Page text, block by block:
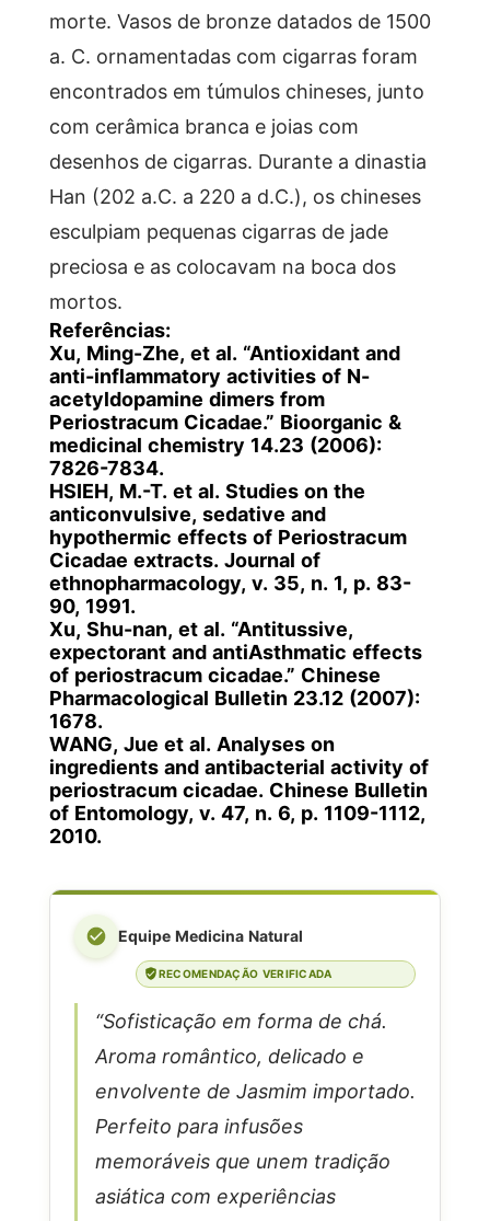
morte. Vasos de bronze datados de 1500
a. C. ornamentadas com cigarras foram
encontrados em túmulos chineses, junto
com cerâmica branca e joias com
desenhos de cigarras. Durante a dinastia
Han (202 a.C. a 220 a d.C.), os chineses
esculpiam pequenas cigarras de jade
preciosa e as colocavam na boca dos
mortos.
Referências:
Xu, Ming-Zhe, et al. “Antioxidant and
anti-inflammatory activities of N-
acetyldopamine dimers from
Periostracum Cicadae.” Bioorganic &
medicinal chemistry 14.23 (2006):
7826-7834.
HSIEH, M.-T. et al. Studies on the
anticonvulsive, sedative and
hypothermic effects of Periostracum
Cicadae extracts. Journal of
ethnopharmacology, v. 35, n. 1, p. 83-
90, 1991.
Xu, Shu-nan, et al. “Antitussive,
expectorant and antiAsthmatic effects
of periostracum cicadae.” Chinese
Pharmacological Bulletin 23.12 (2007):
1678.
WANG, Jue et al. Analyses on
ingredients and antibacterial activity of
periostracum cicadae. Chinese Bulletin
of Entomology, v. 47, n. 6, p. 1109-1112,
2010.
Equipe Medicina Natural
RECOMENDAÇÃO VERIFICADA
“Sofisticação em forma de chá.
Aroma romântico, delicado e
envolvente de Jasmim importado.
Perfeito para infusões
memoráveis que unem tradição
asiática com experiências